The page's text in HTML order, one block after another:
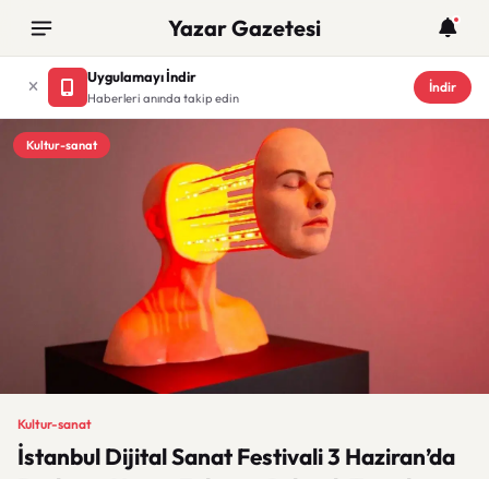
Yazar Gazetesi
Uygulamayı İndir
Haberleri anında takip edin
İndir
Kultur-sanat
Kultur-sanat
İstanbul Dijital Sanat Festivali 3 Haziran’da